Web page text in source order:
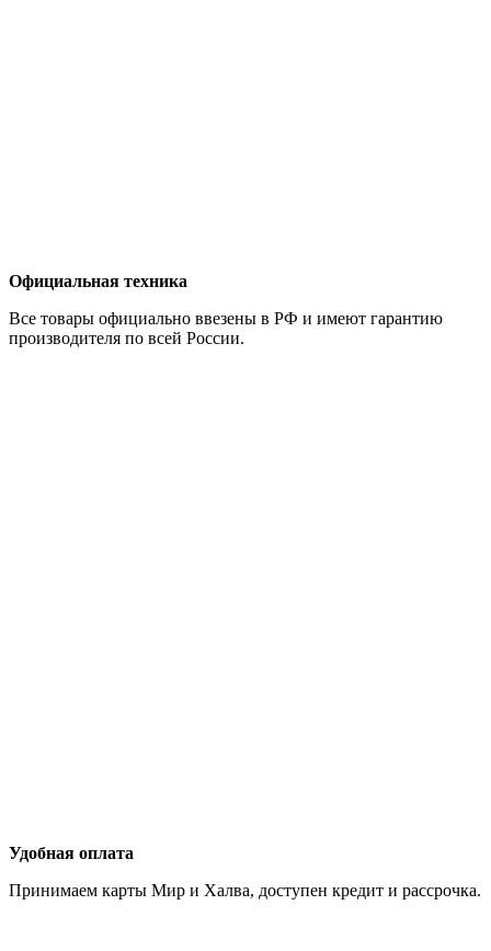
Официальная техника
Все товары официально ввезены в РФ и имеют гарантию
производителя по всей России.
Удобная оплата
Принимаем карты Мир и Халва, доступен кредит и рассрочка.